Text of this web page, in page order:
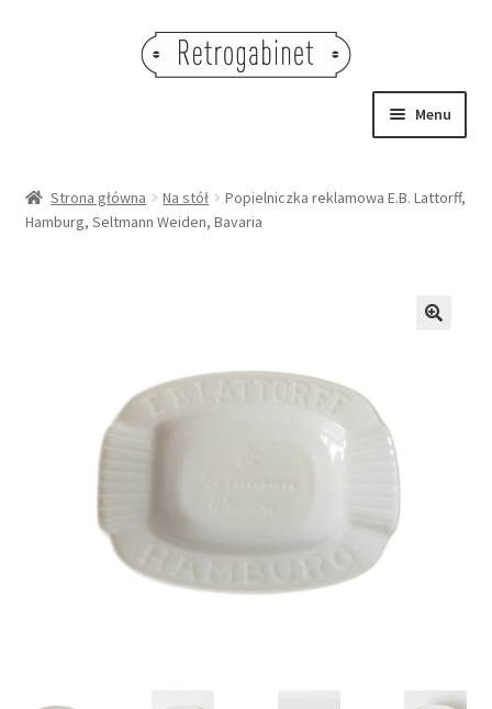
Menu
OBRAZY
OŚWIETLENIE
Strona główna Na stół
Popielniczka reklamowa E.B. Lattorff,
Hamburg, Seltmann Weiden, Bavaria